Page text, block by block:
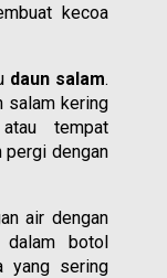
kecoa
daun salam.
salam kering
tempat
pergi dengan
air dengan
dalam botol
yang sering